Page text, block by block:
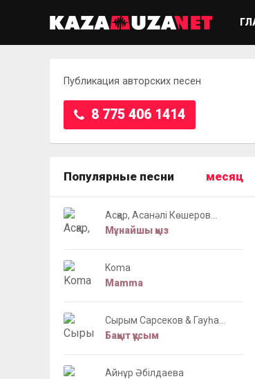
Публикация авторских песен
8 775 406 1414
Популярные песни месяц
Асқар, Асанәлі Көшеров...
Мұнайшы қыз
Koma
Mamma
Сырым Сарсеков & Гауһа...
Бақыт құсым
Айнұр Әбілдаева